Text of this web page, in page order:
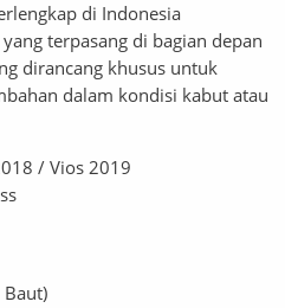
di Indonesia
terpasang di bagian depan
dirancang khusus untuk
dalam kondisi kabut atau
/ Vios 2019
Baut)